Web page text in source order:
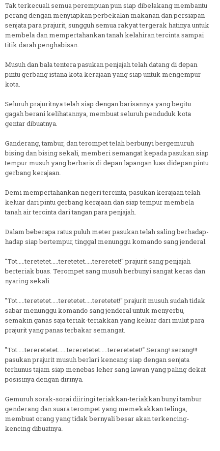
Tak terkecuali semua perempuan pun siap dibelakang membantu
perang dengan menyiapkan perbekalan makanan dan persiapan
senjata para prajurit, sungguh semua rakyat tergerak hatinya untuk
membela dan mempertahankan tanah kelahiran tercinta sampai
titik darah penghabisan.
Musuh dan bala tentera pasukan penjajah telah datang di depan
pintu gerbang istana kota kerajaan yang siap untuk mengempur
kota.
Seluruh prajuritnya telah siap dengan barisannya yang begitu
gagah berani kelihatannya, membuat seluruh penduduk kota
gentar dibuatnya.
Ganderang, tambur, dan terompet telah berbunyi bergemuruh
bising dan bising sekali, memberi semangat kepada pasukan siap
tempur musuh yang berbaris di depan lapangan luas didepan pintu
gerbang kerajaan.
Demi mempertahankan negeri tercinta, pasukan kerajaan telah
keluar dari pintu gerbang kerajaan dan siap tempur membela
tanah air tercinta dari tangan para penjajah.
Dalam beberapa ratus puluh meter pasukan telah saling berhadap-
hadap siap bertempur, tinggal menunggu komando sang jenderal.
"Tot.....teretetet.....teretetet.....tereretet!" prajurit sang penjajah
berteriak buas. Terompet sang musuh berbunyi sangat keras dan
nyaring sekali.
"Tot.....teretetet.....teretetet.....teretetet!" prajurit musuh sudah tidak
sabar menunggu komando sang jenderal untuk menyerbu,
semakin ganas saja teriak-teriakkan yang keluar dari mulut para
prajurit yang panas terbakar semangat.
"Tot.....tereretetet......tereretetet.....tereretetet!" Serang! serang!!!
pasukan prajurit musuh berlari kencang siap dengan senjata
terhunus tajam siap menebas leher sang lawan yang paling dekat
posisinya dengan dirinya.
Gemuruh sorak-sorai diiringi teriakkan-teriakkan bunyi tambur
genderang dan suara terompet yang memekakkan telinga,
membuat orang yang tidak bernyali besar akan terkencing-
kencing dibuatnya.